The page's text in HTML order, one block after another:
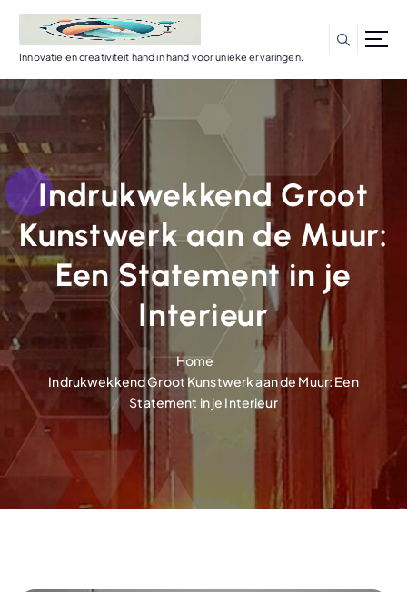
r
d
e
n
o
u
d
Innovatie en creativiteit hand in hand voor unieke ervaringen.
Indrukwekkend Groot
Kunstwerk aan de Muur:
Een Statement in je
Interieur
Home
Indrukwekkend Groot Kunstwerk aan de Muur: Een
Statement in je Interieur